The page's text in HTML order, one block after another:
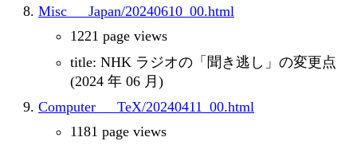
Misc___Japan/20240610_00.html
1221 page views
title: NHK ラジオの「聞き逃し」の変更点
(2024 年 06 月)
Computer___TeX/20240411_00.html
1181 page views